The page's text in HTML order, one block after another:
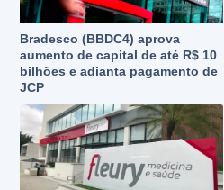
Bradesco (BBDC4) aprova
aumento de capital de até R$ 10
bilhões e adianta pagamento de
JCP